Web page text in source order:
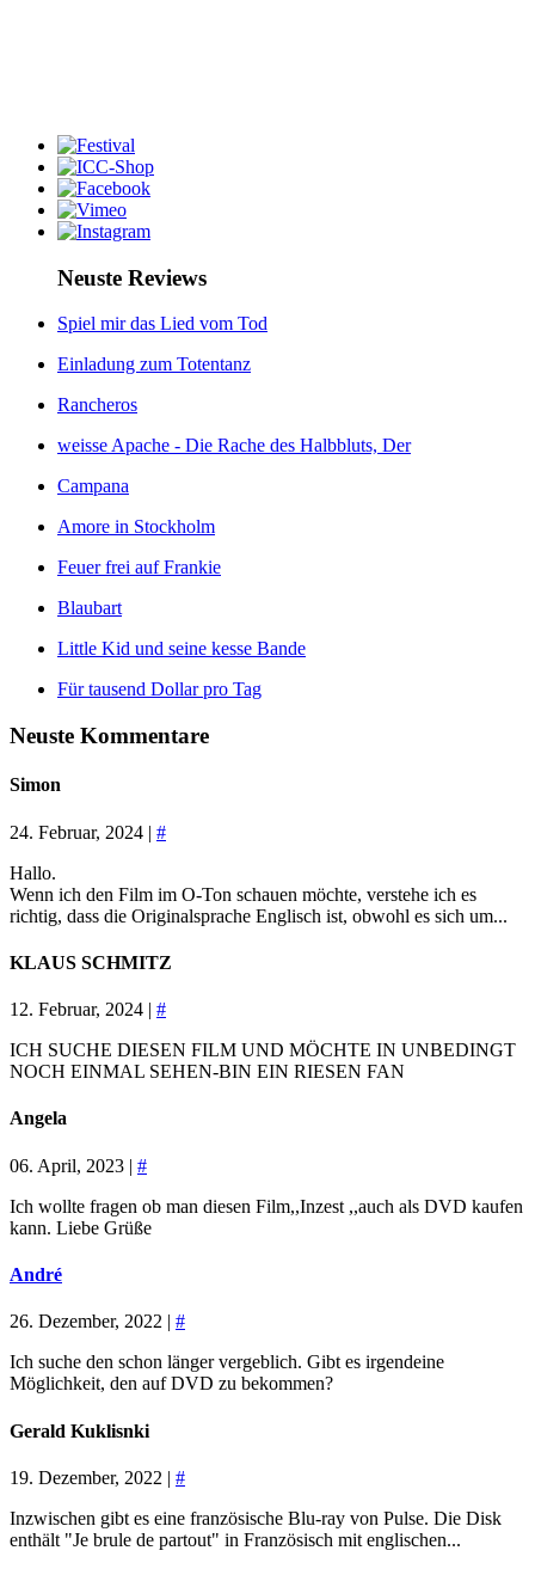
Neuste Reviews
Spiel mir das Lied vom Tod
Einladung zum Totentanz
Rancheros
weisse Apache - Die Rache des Halbbluts, Der
Campana
Amore in Stockholm
Feuer frei auf Frankie
Blaubart
Little Kid und seine kesse Bande
Für tausend Dollar pro Tag
Neuste Kommentare
Simon
24. Februar, 2024 | #
Hallo.
Wenn ich den Film im O-Ton schauen möchte, verstehe ich es
richtig, dass die Originalsprache Englisch ist, obwohl es sich um...
KLAUS SCHMITZ
12. Februar, 2024 | #
ICH SUCHE DIESEN FILM UND MÖCHTE IN UNBEDINGT
NOCH EINMAL SEHEN-BIN EIN RIESEN FAN
Angela
06. April, 2023 | #
Ich wollte fragen ob man diesen Film,,Inzest ,,auch als DVD kaufen
kann. Liebe Grüße
André
26. Dezember, 2022 | #
Ich suche den schon länger vergeblich. Gibt es irgendeine
Möglichkeit, den auf DVD zu bekommen?
Gerald Kuklisnki
19. Dezember, 2022 | #
Inzwischen gibt es eine französische Blu-ray von Pulse. Die Disk
enthält "Je brule de partout" in Französisch mit englischen...